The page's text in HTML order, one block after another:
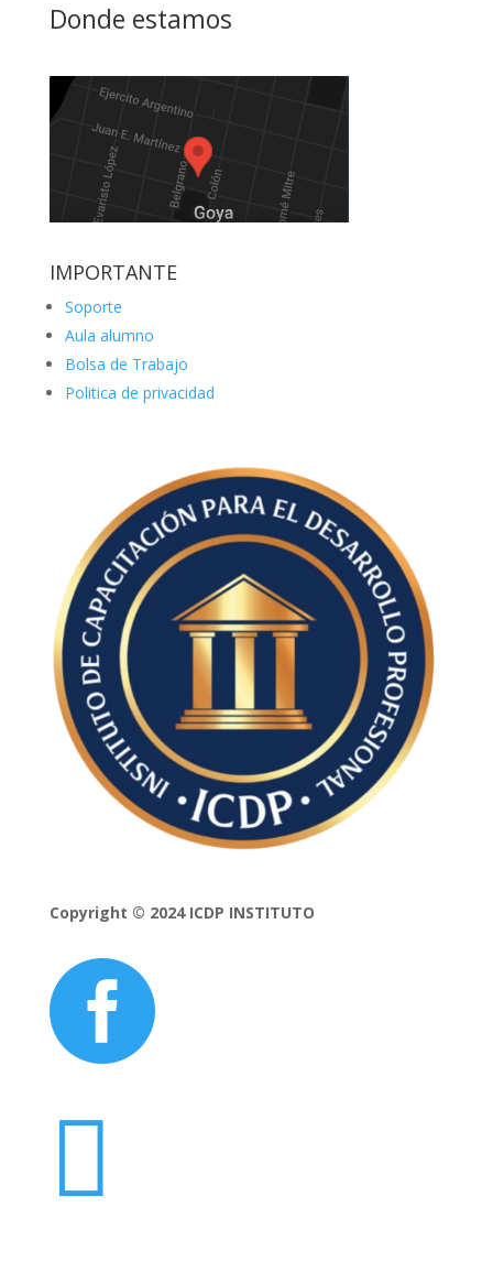
Donde estamos
IMPORTANTE
Soporte
Aula alumno
Bolsa de Trabajo
Politica de privacidad
Copyright © 2024 ICDP INSTITUTO

